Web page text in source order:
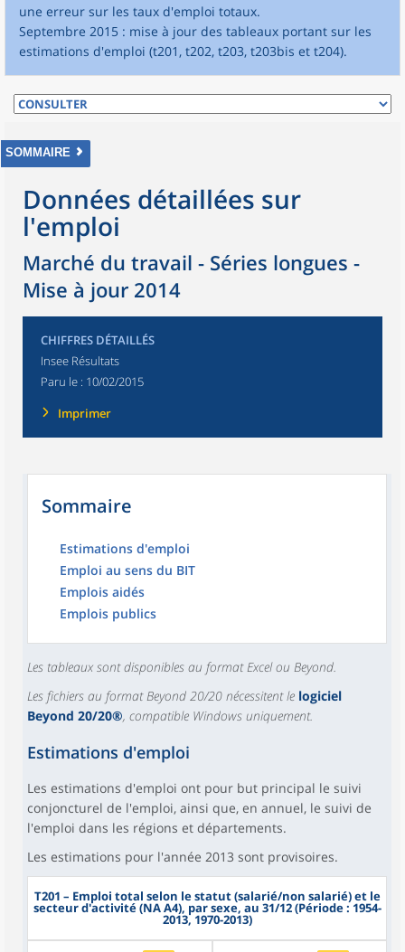
une erreur sur les taux d'emploi totaux.
Septembre 2015 : mise à jour des tableaux portant sur les
estimations d'emploi (t201, t202, t203, t203bis et t204).
SOMMAIRE
Données détaillées sur
l'emploi
Marché du travail - Séries longues -
Mise à jour 2014
CHIFFRES DÉTAILLÉS
Insee Résultats
Paru le : 10/02/2015
Imprimer
Sommaire
Estimations d'emploi
Emploi au sens du BIT
Emplois aidés
Emplois publics
Les tableaux sont disponibles au format Excel ou Beyond.
Les fichiers au format Beyond 20/20 nécessitent le logiciel
Beyond 20/20®, compatible Windows uniquement.
Estimations d'emploi
Les estimations d'emploi ont pour but principal le suivi
conjoncturel de l'emploi, ainsi que, en annuel, le suivi de
l'emploi dans les régions et départements.
Les estimations pour l'année 2013 sont provisoires.
T201 – Emploi total selon le statut (salarié/non salarié) et le
secteur d'activité (NA A4), par sexe, au 31/12 (Période : 1954-
2013, 1970-2013)